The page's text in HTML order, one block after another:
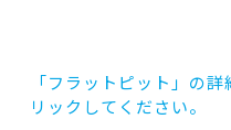
「フラットピット」の
リックしてください。